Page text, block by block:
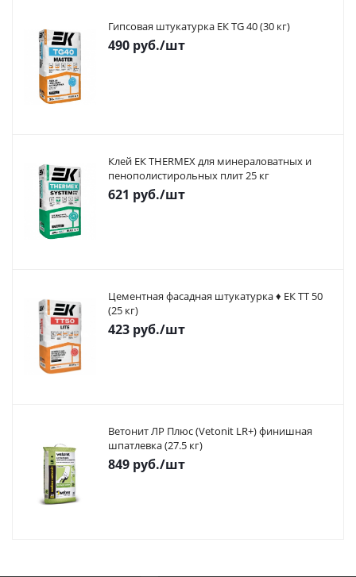
Гипсовая штукатурка ЕК TG 40 (30 кг)
490 руб./шт
Клей ЕК THERMEX для минераловатных и
пенополистирольных плит 25 кг
621 руб./шт
Цементная фасадная штукатурка ♦ ЕК ТТ 50
(25 кг)
423 руб./шт
Ветонит ЛР Плюс (Vetonit LR+) финишная
шпатлевка (27.5 кг)
849 руб./шт